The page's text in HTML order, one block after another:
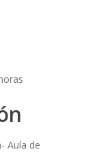
Aula de